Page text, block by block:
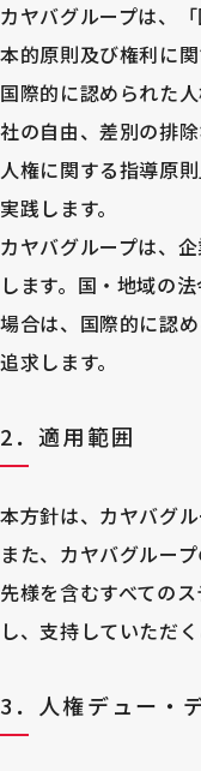
カヤバグループは、
本的原則及び権利に
国際的に認められた
社の自由、差別の排
人権に関する指導原
実践します。
カヤバグループは、
します。国・地域の
場合は、国際的に認
追求します。
2．適用範囲
本方針は、カヤバグ
また、カヤバグルー
先様を含むすべての
し、支持していただ
3．人権デュー・